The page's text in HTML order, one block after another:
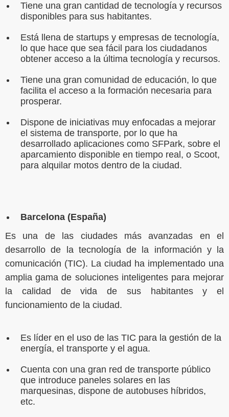
Tiene una gran cantidad de tecnología y recursos
disponibles para sus habitantes.
Está llena de startups y empresas de tecnología,
lo que hace que sea fácil para los ciudadanos
obtener acceso a la última tecnología y recursos.
Tiene una gran comunidad de educación, lo que
facilita el acceso a la formación necesaria para
prosperar.
Dispone de iniciativas muy enfocadas a mejorar
el sistema de transporte, por lo que ha
desarrollado aplicaciones como SFPark, sobre el
aparcamiento disponible en tiempo real, o Scoot,
para alquilar motos dentro de la ciudad.
Barcelona (España)
Es una de las ciudades más avanzadas en el
desarrollo de la tecnología de la información y la
comunicación (TIC). La ciudad ha implementado una
amplia gama de soluciones inteligentes para mejorar
la calidad de vida de sus habitantes y el
funcionamiento de la ciudad.
Es líder en el uso de las TIC para la gestión de la
energía, el transporte y el agua.
Cuenta con una gran red de transporte público
que introduce paneles solares en las
marquesinas, dispone de autobuses híbridos,
etc.